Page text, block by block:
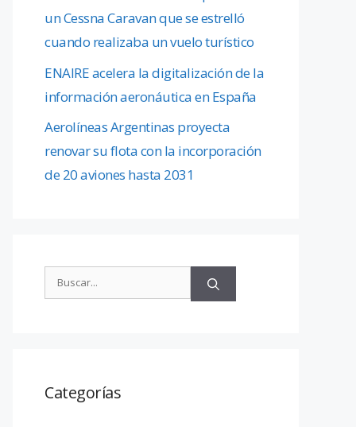
un Cessna Caravan que se estrelló
cuando realizaba un vuelo turístico
ENAIRE acelera la digitalización de la
información aeronáutica en España
Aerolíneas Argentinas proyecta
renovar su flota con la incorporación
de 20 aviones hasta 2031
Categorías